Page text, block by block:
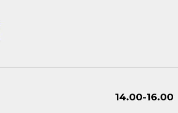
14.00-16.00